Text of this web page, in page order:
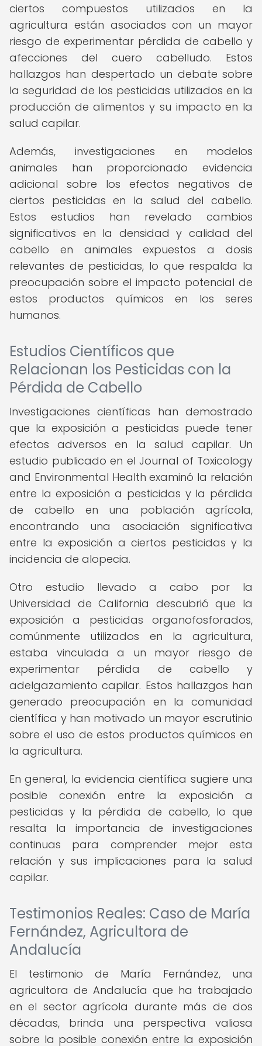
ciertos compuestos utilizados en la
agricultura están asociados con un mayor
riesgo de experimentar pérdida de cabello y
afecciones del cuero cabelludo. Estos
hallazgos han despertado un debate sobre
la seguridad de los pesticidas utilizados en la
producción de alimentos y su impacto en la
salud capilar.
Además, investigaciones en modelos
animales han proporcionado evidencia
adicional sobre los efectos negativos de
ciertos pesticidas en la salud del cabello.
Estos estudios han revelado cambios
significativos en la densidad y calidad del
cabello en animales expuestos a dosis
relevantes de pesticidas, lo que respalda la
preocupación sobre el impacto potencial de
estos productos químicos en los seres
humanos.
Estudios Científicos que
Relacionan los Pesticidas con la
Pérdida de Cabello
Investigaciones científicas han demostrado
que la exposición a pesticidas puede tener
efectos adversos en la salud capilar. Un
estudio publicado en el Journal of Toxicology
and Environmental Health examinó la relación
entre la exposición a pesticidas y la pérdida
de cabello en una población agrícola,
encontrando una asociación significativa
entre la exposición a ciertos pesticidas y la
incidencia de alopecia.
Otro estudio llevado a cabo por la
Universidad de California descubrió que la
exposición a pesticidas organofosforados,
comúnmente utilizados en la agricultura,
estaba vinculada a un mayor riesgo de
experimentar pérdida de cabello y
adelgazamiento capilar. Estos hallazgos han
generado preocupación en la comunidad
científica y han motivado un mayor escrutinio
sobre el uso de estos productos químicos en
la agricultura.
En general, la evidencia científica sugiere una
posible conexión entre la exposición a
pesticidas y la pérdida de cabello, lo que
resalta la importancia de investigaciones
continuas para comprender mejor esta
relación y sus implicaciones para la salud
capilar.
Testimonios Reales: Caso de María
Fernández, Agricultora de
Andalucía
El testimonio de María Fernández, una
agricultora de Andalucía que ha trabajado
en el sector agrícola durante más de dos
décadas, brinda una perspectiva valiosa
sobre la posible conexión entre la exposición